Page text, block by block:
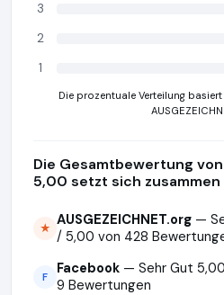
3
2
1
Die prozentuale Verteilung
Die Gesamtbewertung
5,00 setzt sich zusammen
★ AUSGEZEICHNET.org —
/ 5,00 von 428
F Facebook — Sehr Gut
9 Bewertungen